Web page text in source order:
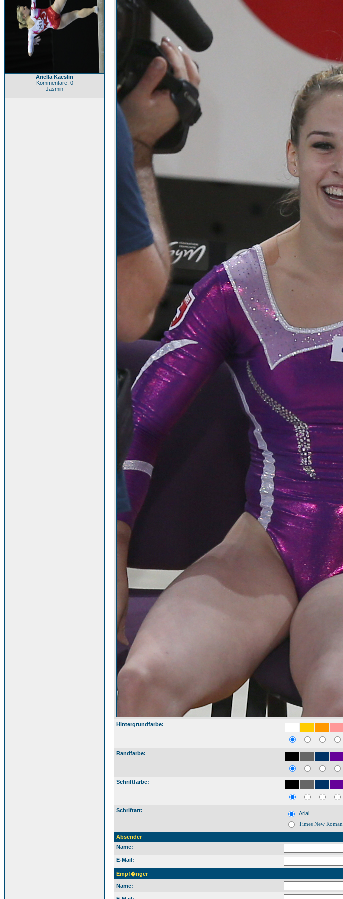
Ariella Kaeslin
Kommentare: 0
Jasmin
Hintergrundfarbe:
Randfarbe:
Schriftfarbe:
Schriftart: Arial
Times New Roman
Absender
Name:
E-Mail:
Empf�nger
Name: